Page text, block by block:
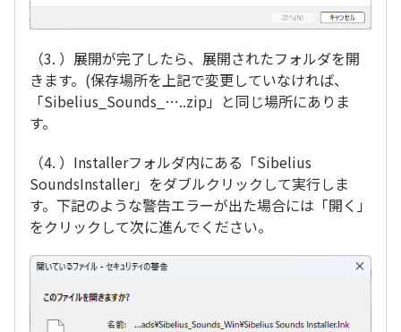
（3. ）展開が完了したら、展開されたフォルダを開
きます。(保存場所を上記で変更していなければ、
「Sibelius_Sounds_…..zip」と同じ場所にありま
す。
（4. ）Installerフォルダ内にある「Sibelius
SoundsInstaller」をダブルクリックして実行しま
す。下記のような警告エラーが出た場合には「開く」
をクリックして次に進んでください。